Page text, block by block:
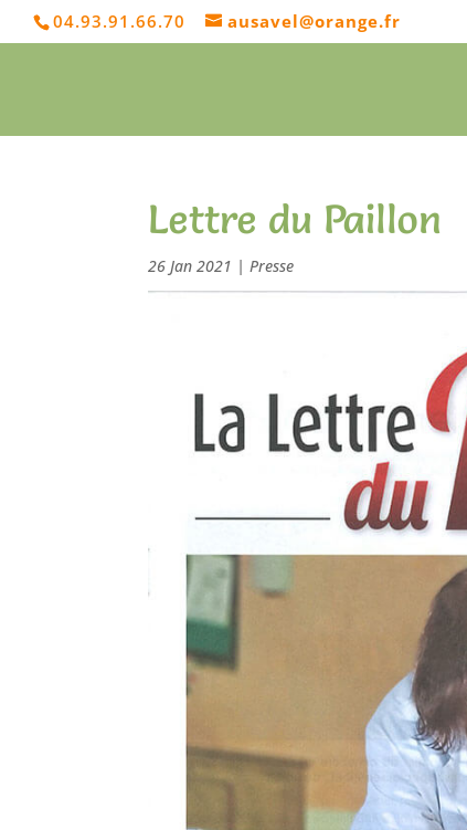
04.93.91.66.70 ausavel@orange.fr
Lettre du Paillon
26 Jan 2021 |Presse